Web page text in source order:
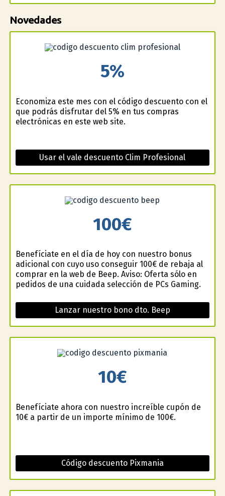
Novedades
5%
Economiza este mes con el código descuento con el
que podrás disfrutar del 5% en tus compras
electrónicas en este web site.
Usar el vale descuento Clim Profesional
100€
Benefíciate en el día de hoy con nuestro bonus
adicional con cuyo uso conseguir 100€ de rebaja al
comprar en la web de Beep. Aviso: Oferta sólo en
pedidos de una cuidada selección de PCs Gaming.
Lanzar nuestro bono dto. Beep
10€
Benefíciate ahora con nuestro increíble cupón de
10€ a partir de un importe mínimo de 100€.
Código descuento Pixmania